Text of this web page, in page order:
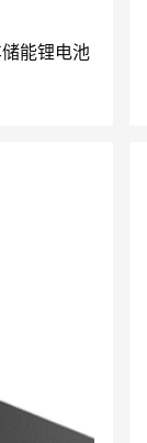
能锂电池